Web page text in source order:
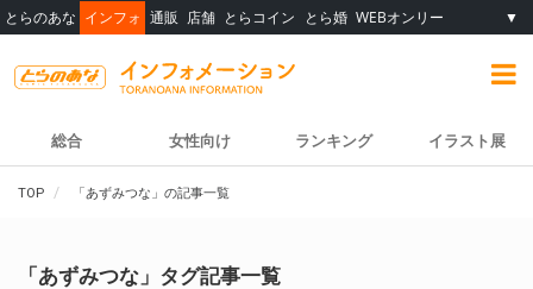
とらのあな インフォ 通販 店舗 とらコイン とら婚 WEBオンリー ▼
総合 女性向け ランキング イラスト展
TOP 「あずみつな」の記事一覧
「あずみつな」タグ記事一覧